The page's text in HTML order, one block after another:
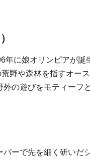
に娘オリンピアが
野や森林を指すオー
の遊びをモティー
ーで先を細く研い